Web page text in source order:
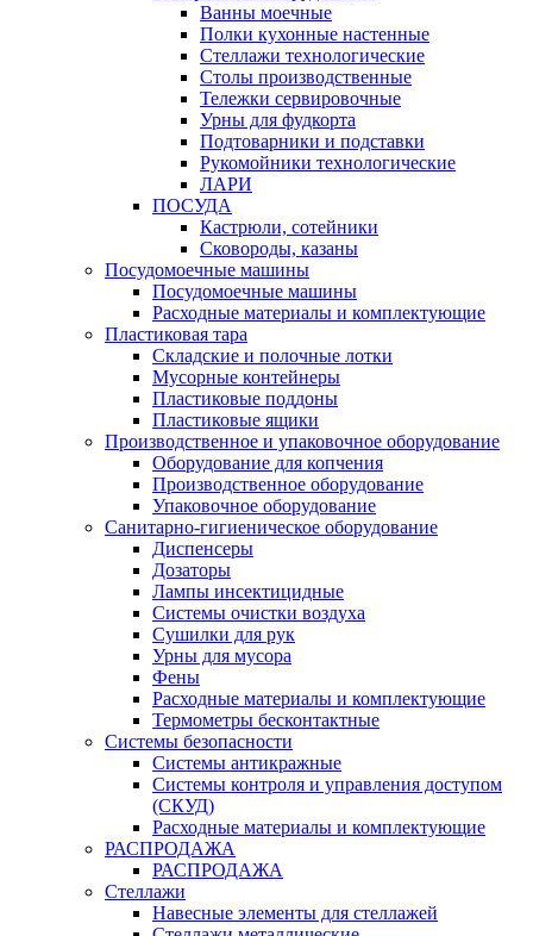
Ванны моечные
Полки кухонные настенные
Стеллажи технологические
Столы производственные
Тележки сервировочные
Урны для фудкорта
Подтоварники и подставки
Рукомойники технологические
ЛАРИ
ПОСУДА
Кастрюли, сотейники
Сковороды, казаны
Посудомоечные машины
Посудомоечные машины
Расходные материалы и комплектующие
Пластиковая тара
Складские и полочные лотки
Мусорные контейнеры
Пластиковые поддоны
Пластиковые ящики
Производственное и упаковочное оборудование
Оборудование для копчения
Производственное оборудование
Упаковочное оборудование
Санитарно-гигиеническое оборудование
Диспенсеры
Дозаторы
Лампы инсектицидные
Системы очистки воздуха
Сушилки для рук
Урны для мусора
Фены
Расходные материалы и комплектующие
Термометры бесконтактные
Системы безопасности
Системы антикражные
Системы контроля и управления доступом
(СКУД)
Расходные материалы и комплектующие
РАСПРОДАЖА
РАСПРОДАЖА
Стеллажи
Навесные элементы для стеллажей